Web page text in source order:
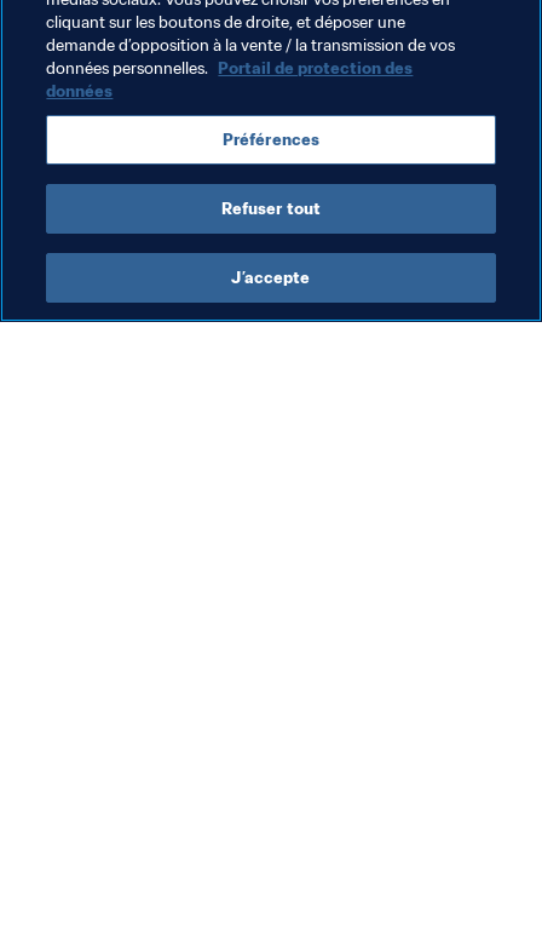
Thèmes en lien
Organisation
cliquant sur les boutons de droite, et déposer une
demande d’opposition à la vente / la transmission de vos
données personnelles. Portail de protection des
données
Préférences
Refuser tout
J’accepte